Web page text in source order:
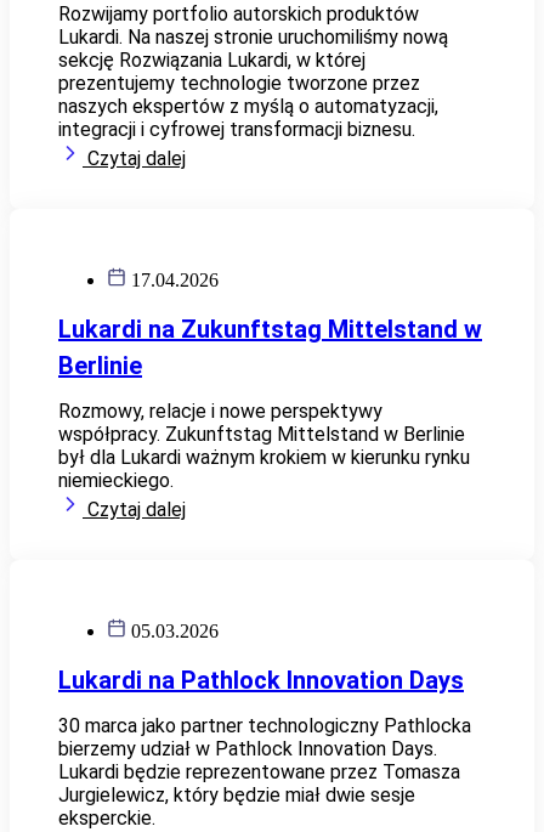
Rozwijamy portfolio autorskich produktów
Lukardi. Na naszej stronie uruchomiliśmy nową
sekcję Rozwiązania Lukardi, w której
prezentujemy technologie tworzone przez
naszych ekspertów z myślą o automatyzacji,
integracji i cyfrowej transformacji biznesu.
Czytaj dalej
17.04.2026
Lukardi na Zukunftstag Mittelstand w
Berlinie
Rozmowy, relacje i nowe perspektywy
współpracy. Zukunftstag Mittelstand w Berlinie
był dla Lukardi ważnym krokiem w kierunku rynku
niemieckiego.
Czytaj dalej
05.03.2026
Lukardi na Pathlock Innovation Days
30 marca jako partner technologiczny Pathlocka
bierzemy udział w Pathlock Innovation Days.
Lukardi będzie reprezentowane przez Tomasza
Jurgielewicz, który będzie miał dwie sesje
eksperckie.